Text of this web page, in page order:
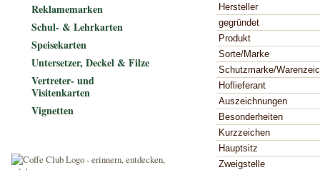
Hersteller
gegründet
Produkt
Sorte/Marke
Schutzmarke/
Hoflieferant
Auszeichnungen
Besonderheiten
Kurzzeichen
Hauptsitz
Zweigstelle
Reklamemarken
Schul- & Lehrkarten
Speisekarten
Untersetzer, Deckel & Filze
Vertreter- und
Visitenkarten
Vignetten